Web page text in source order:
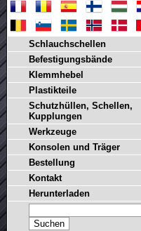
Schlauchschellen
Befestigungsbände
Klemmhebel
Plastikteile
Schutzhüllen, Schellen,
Kupplungen
Werkzeuge
Konsolen und Träger
Bestellung
Kontakt
Herunterladen